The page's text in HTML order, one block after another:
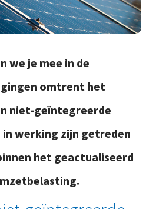
we je mee in de
omtrent het
niet-geïntegreerde
werking zijn getreden
het geactualiseerd